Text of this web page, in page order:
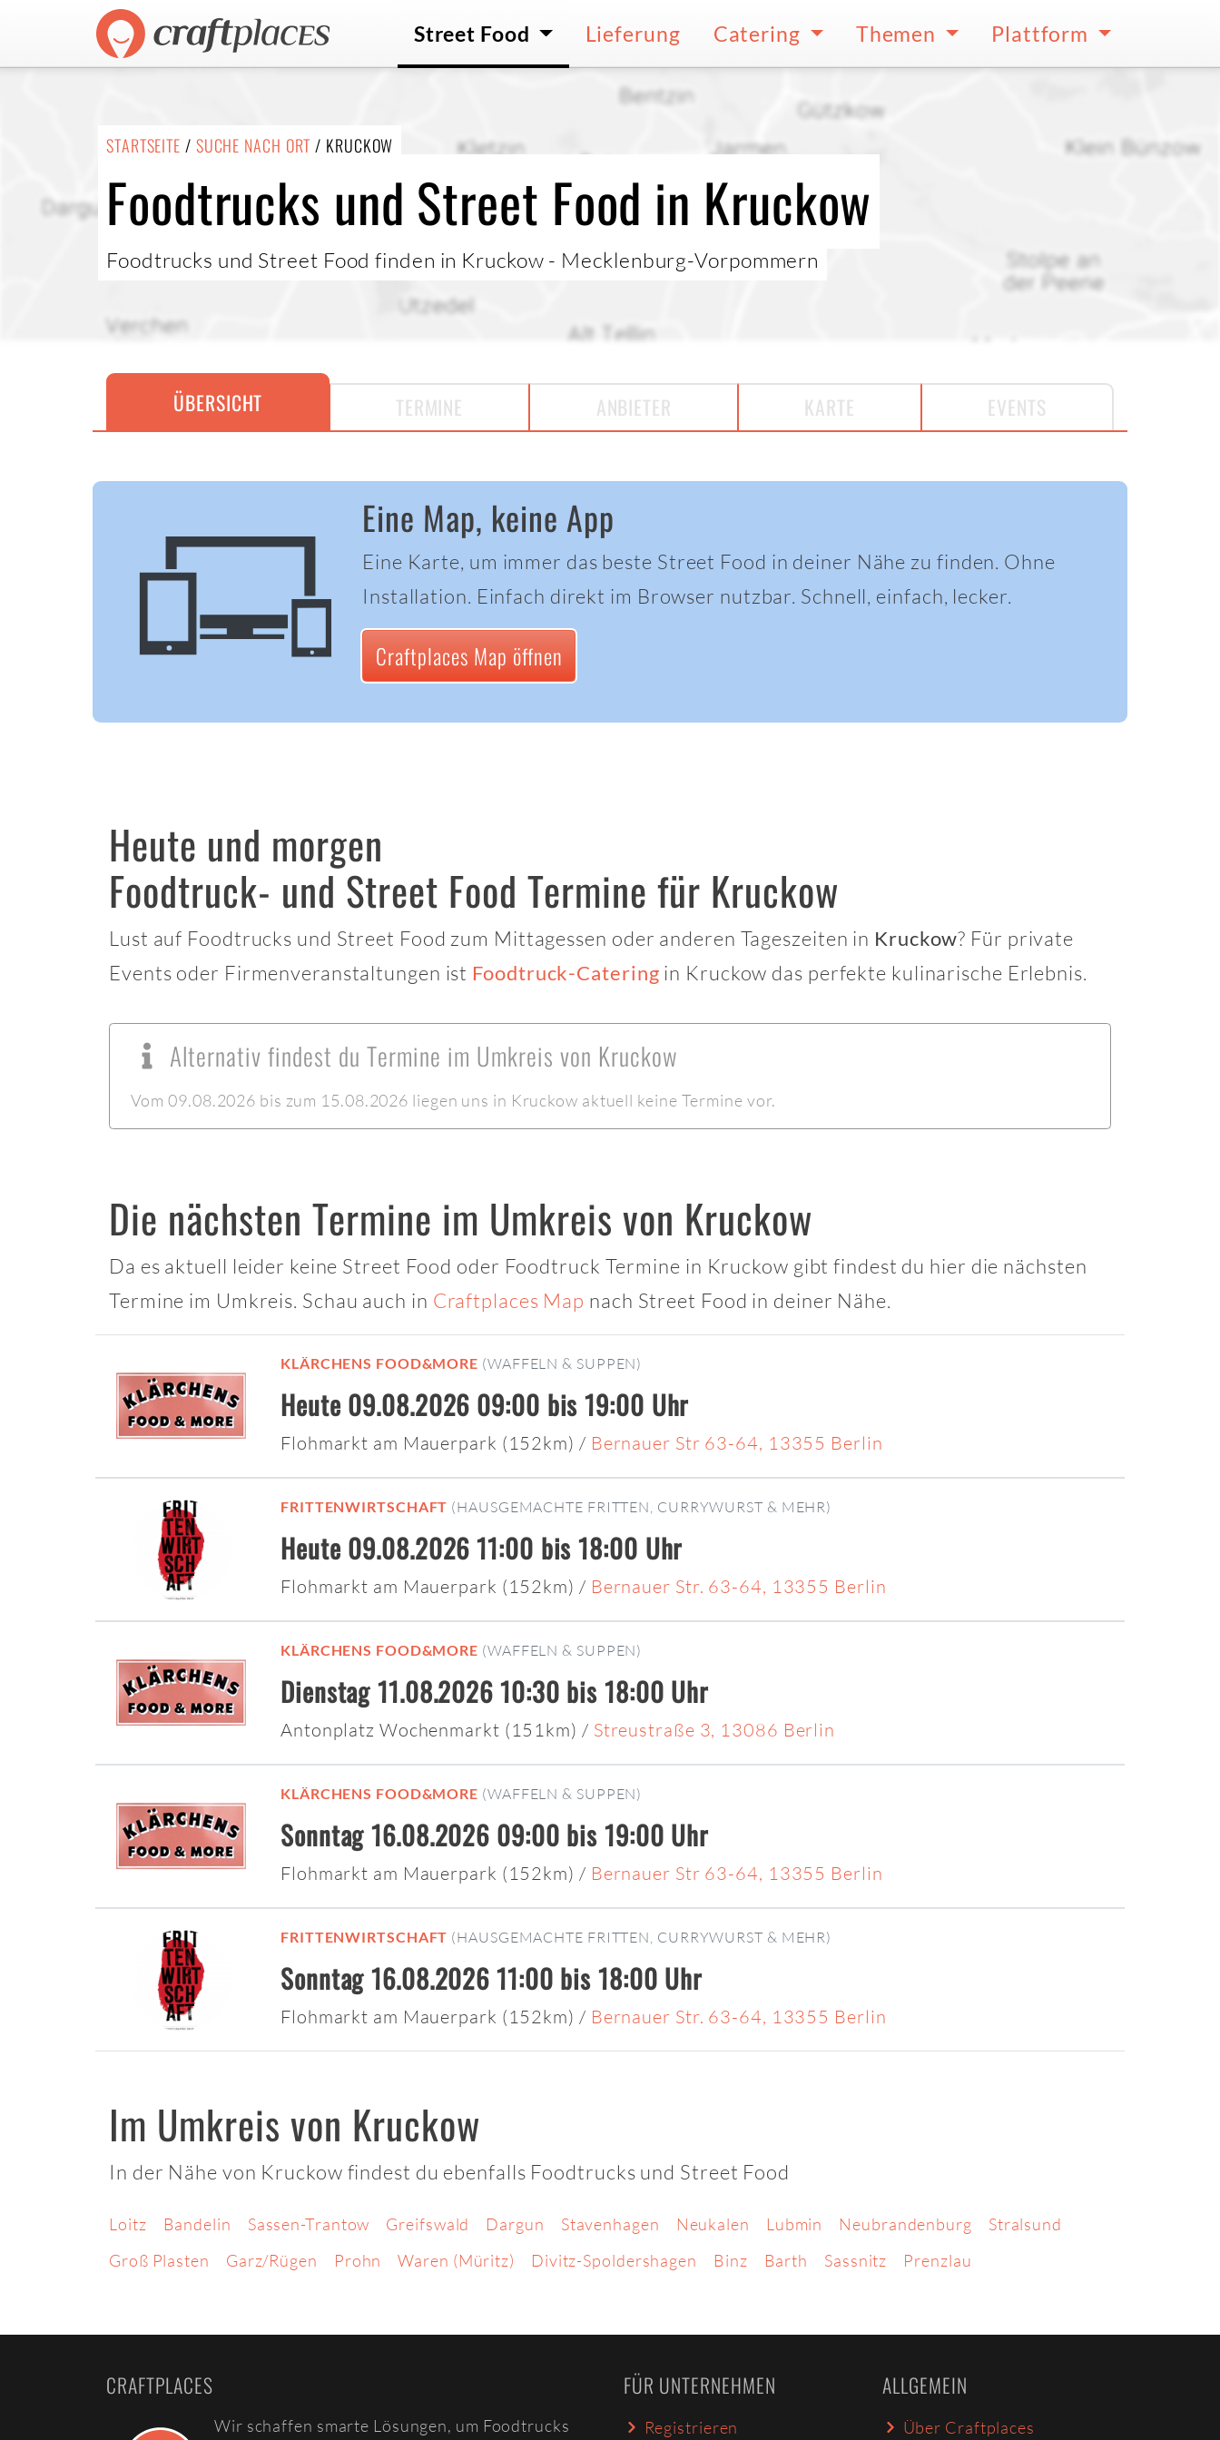
Street Food Lieferung Catering Themen Plattform
STARTSEITE / SUCHE NACH ORT / KRUCKOW
Foodtrucks und Street Food in Kruckow
Foodtrucks und Street Food finden in Kruckow - Mecklenburg-Vorpommern
ÜBERSICHT TERMINE ANBIETER KARTE EVENTS
Eine Map, keine App
Eine Karte, um immer das beste Street Food in deiner Nähe zu finden. Ohne
Installation. Einfach direkt im Browser nutzbar. Schnell, einfach, lecker.
Craftplaces Map öffnen
Heute und morgen
Foodtruck- und Street Food Termine für Kruckow
Lust auf Foodtrucks und Street Food zum Mittagessen oder anderen Tageszeiten in Kruckow? Für private
Events oder Firmenveranstaltungen ist Foodtruck-Catering in Kruckow das perfekte kulinarische Erlebnis.
Alternativ findest du Termine im Umkreis von Kruckow
Vom 09.08.2026 bis zum 15.08.2026 liegen uns in Kruckow aktuell keine Termine vor.
Die nächsten Termine im Umkreis von Kruckow
Da es aktuell leider keine Street Food oder Foodtruck Termine in Kruckow gibt findest du hier die nächsten
Termine im Umkreis. Schau auch in Craftplaces Map nach Street Food in deiner Nähe.
KLÄRCHENS FOOD&MORE (WAFFELN & SUPPEN)
Heute 09.08.2026 09:00 bis 19:00 Uhr
Flohmarkt am Mauerpark (152km) / Bernauer Str 63-64, 13355 Berlin
FRITTENWIRTSCHAFT (HAUSGEMACHTE FRITTEN, CURRYWURST & MEHR)
Heute 09.08.2026 11:00 bis 18:00 Uhr
Flohmarkt am Mauerpark (152km) / Bernauer Str. 63-64, 13355 Berlin
KLÄRCHENS FOOD&MORE (WAFFELN & SUPPEN)
Dienstag 11.08.2026 10:30 bis 18:00 Uhr
Antonplatz Wochenmarkt (151km) / Streustraße 3, 13086 Berlin
KLÄRCHENS FOOD&MORE (WAFFELN & SUPPEN)
Sonntag 16.08.2026 09:00 bis 19:00 Uhr
Flohmarkt am Mauerpark (152km) / Bernauer Str 63-64, 13355 Berlin
FRITTENWIRTSCHAFT (HAUSGEMACHTE FRITTEN, CURRYWURST & MEHR)
Sonntag 16.08.2026 11:00 bis 18:00 Uhr
Flohmarkt am Mauerpark (152km) / Bernauer Str. 63-64, 13355 Berlin
Im Umkreis von Kruckow
In der Nähe von Kruckow findest du ebenfalls Foodtrucks und Street Food
Loitz Bandelin Sassen-Trantow Greifswald Dargun Stavenhagen Neukalen Lubmin Neubrandenburg
Stralsund
Groß Plasten
Garz/Rügen Prohn Waren (Müritz) Divitz-Spoldershagen Binz Barth Sassnitz Prenzlau
CRAFTPLACES
Wir schaffen smarte Lösungen, um Foodtrucks
FÜR UNTERNEHMEN
Registrieren
ALLGEMEIN
Über Craftplaces